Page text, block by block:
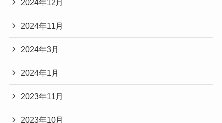
2024年12月
2024年11月
2024年3月
2024年1月
2023年11月
2023年10月